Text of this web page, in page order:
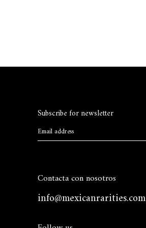
Subscribe for newsletter
Contacta con nosotros
info@mexicanrarities.com